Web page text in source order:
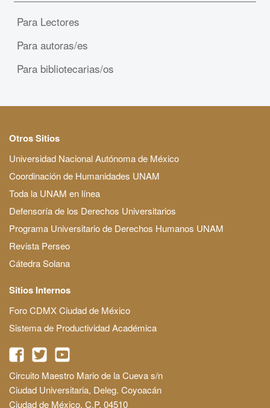
Para Lectores
Para autoras/es
Para bibliotecarias/os
Otros Sitios
Universidad Nacional Autónoma de México
Coordinación de Humanidades UNAM
Toda la UNAM en línea
Defensoría de los Derechos Universitarios
Programa Universitario de Derechos Humanos UNAM
Revista Perseo
Cátedra Solana
Sitios Internos
Foro CDMX Ciudad de México
Sistema de Productividad Académica
Circuito Maestro Mario de la Cueva s/n
Ciudad Universitaria, Deleg. Coyoacán
Ciudad de México, C.P. 04510